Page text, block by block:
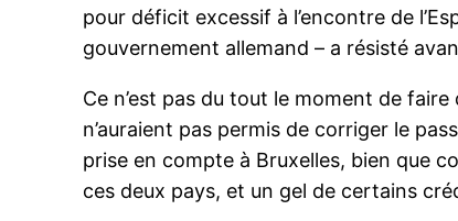
pour déficit excessif à l’encontre de
gouvernement allemand – a résisté
Ce n’est pas du tout le moment de
n’auraient pas permis de corriger le
prise en compte à Bruxelles, bien que
ces deux pays, et un gel de certains